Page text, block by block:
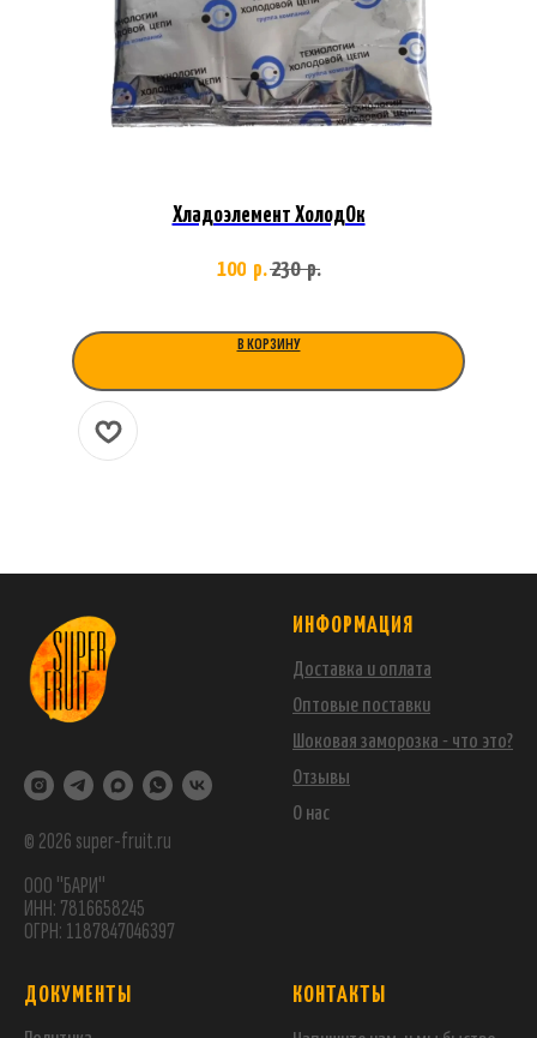
Хладоэлемент ХолодОк
100 р.230 р.
В КОРЗИНУ
© 2026 super-fruit.ru
ООО "БАРИ"
ИНН: 7816658245
ОГРН: 1187847046397
ИНФОРМАЦИЯ
Доставка и оплата
Оптовые поставки
Шоковая заморозка - что это?
Отзывы
О нас
ДОКУМЕНТЫ КОНТАКТЫ